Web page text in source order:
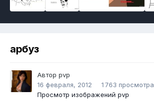
арбуз
Автор pvp
16 февраля, 2012
1 763 просмотра
Просмотр изображений pvp